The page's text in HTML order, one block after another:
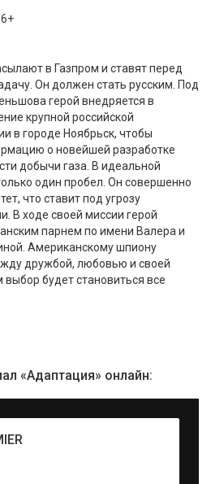
в Газпром и ставят перед
Он должен стать русским. Под
герой внедряется в
крупной российской
в городе Ноябрьск, чтобы
о новейшей разработке
добычи газа. В идеальной
один пробел. Он совершенно
что ставит под угрозу
В ходе своей миссии герой
парнем по имени Валера и
Американскому шпиону
дружбой, любовью и своей
будет становиться все
«Адаптация» онлайн: